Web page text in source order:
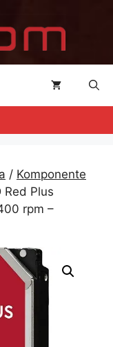
/ Komponente
Red Plus
rpm –